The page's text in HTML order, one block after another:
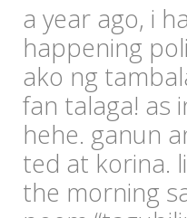
a year ago, i
happening
ako ng
fan talaga! as
hehe. ganun
ted at korina.
the morning